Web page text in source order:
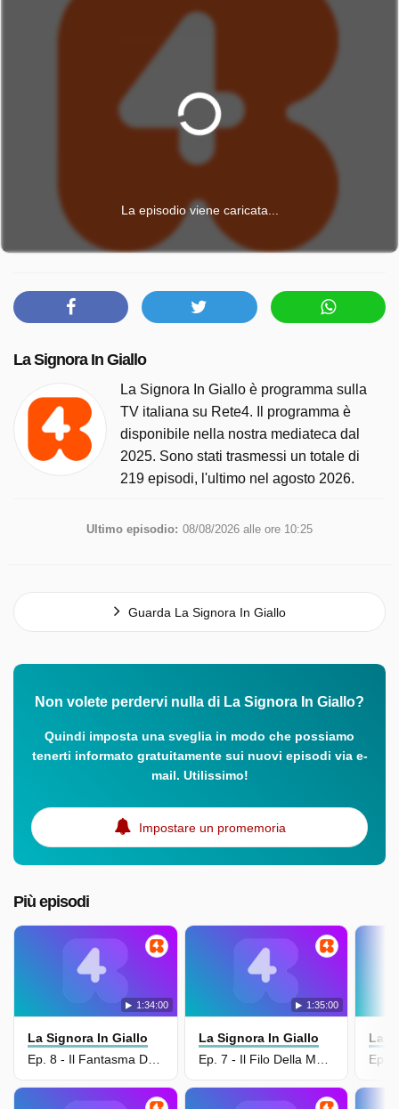
La episodio viene caricata...
La Signora In Giallo
La Signora In Giallo è programma sulla
TV italiana su Rete4. Il programma è
disponibile nella nostra mediateca dal
2025. Sono stati trasmessi un totale di
219 episodi, l'ultimo nel agosto 2026.
Ultimo episodio: 08/08/2026 alle ore 10:25
Guarda La Signora In Giallo
Non volete perdervi nulla di La Signora In Giallo?
Quindi imposta una sveglia in modo che possiamo
tenerti informato gratuitamente sui nuovi episodi via e-
mail. Utilissimo!
Impostare un promemoria
Più episodi
1:34:00
La Signora In Giallo
Ep. 8 - Il Fantasma Degli Scavi - Ii Parte/Omicidio Per Appuntamento
1:35:00
La Signora In Giallo
Ep. 7 - Il Filo Della Morte/Fantasma Degli Scavi - I Parte
La